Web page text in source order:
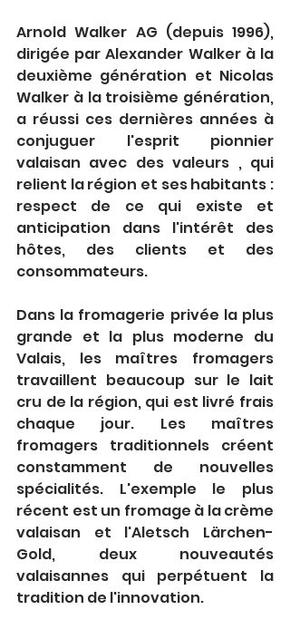
Arnold Walker AG (depuis 1996),
dirigée par Alexander Walker à la
deuxième génération et Nicolas
Walker à la troisième génération,
a réussi ces dernières années à
conjuguer l'esprit pionnier
valaisan avec des valeurs , qui
relient la région et ses habitants :
respect de ce qui existe et
anticipation dans l'intérêt des
hôtes, des clients et des
consommateurs.
Dans la fromagerie privée la plus
grande et la plus moderne du
Valais, les maîtres fromagers
travaillent beaucoup sur le lait
cru de la région, qui est livré frais
chaque jour. Les maîtres
fromagers traditionnels créent
constamment de nouvelles
spécialités. L'exemple le plus
récent est un fromage à la crème
valaisan et l'Aletsch Lärchen-
Gold, deux nouveautés
valaisannes qui perpétuent la
tradition de l'innovation.